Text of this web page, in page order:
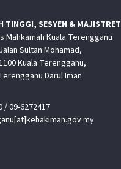
TINGGI, SESYEN & MAJISTRET
Mahkamah Kuala Terengganu
Jalan Sultan Mohamad,
Kuala Terengganu,
Darul Iman
/ 09-6272417